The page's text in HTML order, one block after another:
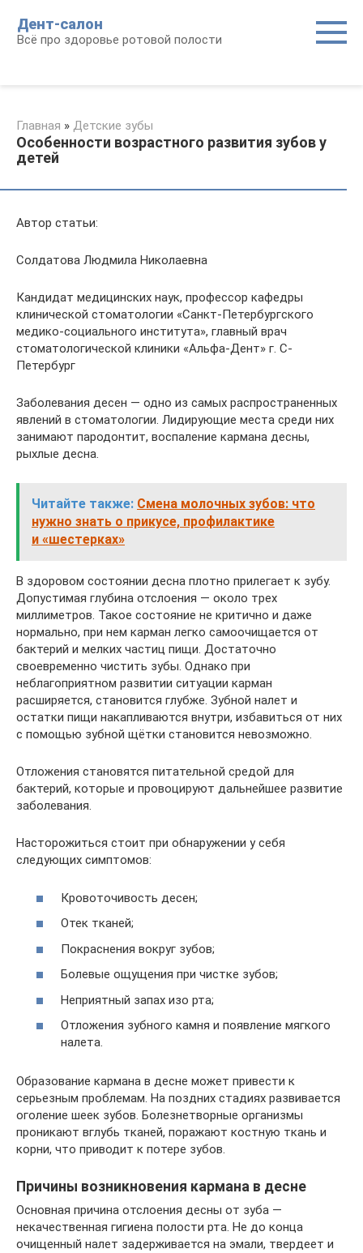
контенту
Дент-салон
Всё про здоровье ротовой полости
Главная » Детские зубы
Особенности возрастного развития зубов у
детей
Автор статьи:
Солдатова Людмила Николаевна
Кандидат медицинских наук, профессор кафедры
клинической стоматологии «Санкт-Петербургского
медико-социального института», главный врач
стоматологической клиники «Альфа-Дент» г. С-
Петербург
Заболевания десен — одно из самых распространенных
явлений в стоматологии. Лидирующие места среди них
занимают пародонтит, воспаление кармана десны,
рыхлые десна.
Читайте также: Смена молочных зубов: что
нужно знать о прикусе, профилактике
и «шестерках»
В здоровом состоянии десна плотно прилегает к зубу.
Допустимая глубина отслоения — около трех
миллиметров. Такое состояние не критично и даже
нормально, при нем карман легко самоочищается от
бактерий и мелких частиц пищи. Достаточно
своевременно чистить зубы. Однако при
неблагоприятном развитии ситуации карман
расширяется, становится глубже. Зубной налет и
остатки пищи накапливаются внутри, избавиться от них
с помощью зубной щётки становится невозможно.
Отложения становятся питательной средой для
бактерий, которые и провоцируют дальнейшее развитие
заболевания.
Насторожиться стоит при обнаружении у себя
следующих симптомов:
Кровоточивость десен;
Отек тканей;
Покраснения вокруг зубов;
Болевые ощущения при чистке зубов;
Неприятный запах изо рта;
Отложения зубного камня и появление мягкого
налета.
Образование кармана в десне может привести к
серьезным проблемам. На поздних стадиях развивается
оголение шеек зубов. Болезнетворные организмы
проникают вглубь тканей, поражают костную ткань и
корни, что приводит к потере зубов.
Причины возникновения кармана в десне
Основная причина отслоения десны от зуба —
некачественная гигиена полости рта. Не до конца
очищенный налет задерживается на эмали, твердеет и